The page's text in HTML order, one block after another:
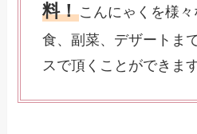
料！こんにゃくを様
食、副菜、デザートま
スで頂くことができます